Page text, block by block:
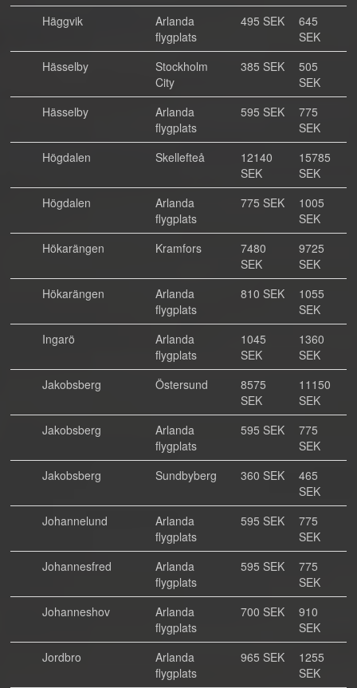
Häggvik
Arlanda
flygplats
495 SEK
645
SEK
Hässelby
Stockholm
City
385 SEK
505
SEK
Hässelby
Arlanda
flygplats
595 SEK
775
SEK
Högdalen
Skellefteå
12140
SEK
15785
SEK
Högdalen
Arlanda
flygplats
775 SEK
1005
SEK
Hökarängen
Kramfors
7480
SEK
9725
SEK
Hökarängen
Arlanda
flygplats
810 SEK
1055
SEK
Ingarö
Arlanda
flygplats
1045
SEK
1360
SEK
Jakobsberg
Östersund
8575
SEK
11150
SEK
Jakobsberg
Arlanda
flygplats
595 SEK
775
SEK
Jakobsberg
Sundbyberg 360 SEK
465
SEK
Johannelund
Arlanda
flygplats
595 SEK
775
SEK
Johannesfred
Arlanda
flygplats
595 SEK
775
SEK
Johanneshov
Arlanda
flygplats
700 SEK
910
SEK
Jordbro
Arlanda
flygplats
965 SEK
1255
SEK